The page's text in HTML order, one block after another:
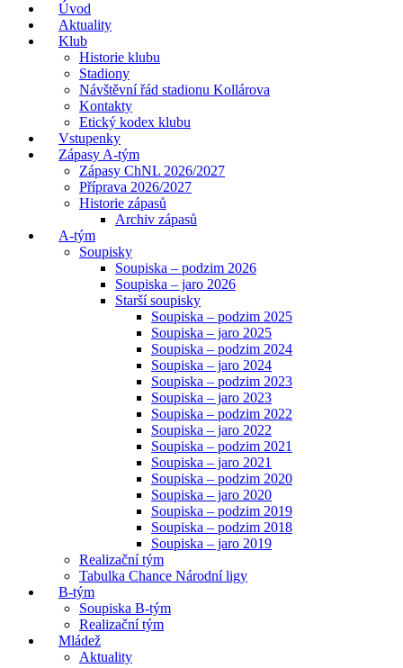
Úvod
Aktuality
Klub
Historie klubu
Stadiony
Návštěvní řád stadionu Kollárova
Kontakty
Etický kodex klubu
Vstupenky
Zápasy A-tým
Zápasy ChNL 2026/2027
Příprava 2026/2027
Historie zápasů
Archiv zápasů
A-tým
Soupisky
Soupiska – podzim 2026
Soupiska – jaro 2026
Starší soupisky
Soupiska – podzim 2025
Soupiska – jaro 2025
Soupiska – podzim 2024
Soupiska – jaro 2024
Soupiska – podzim 2023
Soupiska – jaro 2023
Soupiska – podzim 2022
Soupiska – jaro 2022
Soupiska – podzim 2021
Soupiska – jaro 2021
Soupiska – podzim 2020
Soupiska – jaro 2020
Soupiska – podzim 2019
Soupiska – podzim 2018
Soupiska – jaro 2019
Realizační tým
Tabulka Chance Národní ligy
B-tým
Soupiska B-tým
Realizační tým
Mládež
Aktuality